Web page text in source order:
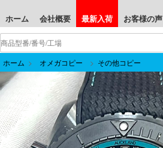
ホーム 会社概要 最新入荷 お客様の声
ホーム > オメガコピー > その他コピー